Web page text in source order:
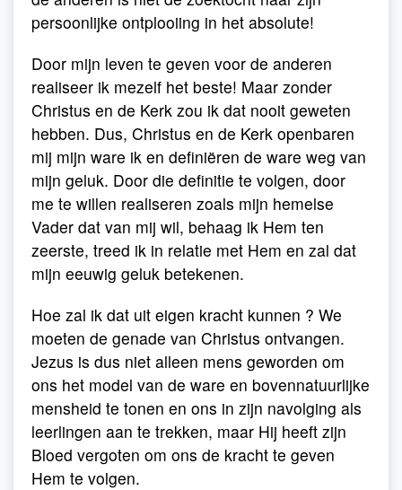
persoonlijke ontplooiing in het absolute!
Door mijn leven te geven voor de anderen
realiseer ik mezelf het beste! Maar zonder
Christus en de Kerk zou ik dat nooit geweten
hebben. Dus, Christus en de Kerk openbaren
mij mijn ware ik en definiëren de ware weg van
mijn geluk. Door die definitie te volgen, door
me te willen realiseren zoals mijn hemelse
Vader dat van mij wil, behaag ik Hem ten
zeerste, treed ik in relatie met Hem en zal dat
mijn eeuwig geluk betekenen.
Hoe zal ik dat uit eigen kracht kunnen ? We
moeten de genade van Christus ontvangen.
Jezus is dus niet alleen mens geworden om
ons het model van de ware en bovennatuurlijke
mensheid te tonen en ons in zijn navolging als
leerlingen aan te trekken, maar Hij heeft zijn
Bloed vergoten om ons de kracht te geven
Hem te volgen.